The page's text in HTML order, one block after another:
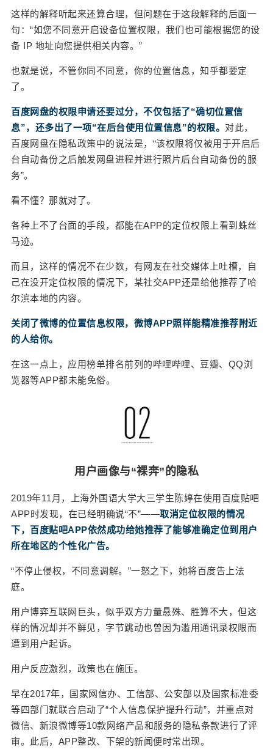
这样的解释听起来还算合理，但问题在于这段解释的后面一
句：“如您不同意开启设备位置权限，我们也可能根据您的设
备 IP 地址向您提供相关内容。”
也就是说，不管你同不同意，你的位置信息，知乎都要定
了。
百度网盘的权限申请还要过分，不仅包括了“确切位置信
息”，还多出了一项“在后台使用位置信息”的权限。 对此，
百度网盘在隐私政策中的说法是，“该权限将仅被用于开启后
台自动备份之后触发网盘进程并进行照片后台自动备份的服
务”。
看不懂？那就对了。
各种上不了台面的手段，都能在APP的定位权限上看到蛛丝
马迹。
而且，这样的情况不在少数，有网友在社交媒体上吐槽，自
己在没开定位权限的情况下，某社交APP还是给他推荐了哈
尔滨本地的内容。
关闭了微博的位置信息权限，微博APP照样能精准推荐附近
的人给你。
在这一点上，应用榜单排名前列的哔哩哔哩、豆瓣、QQ浏
览器等APP都未能免俗。
用户画像与“裸奔”的隐私
2019年11月，上海外国语大学大三学生陈婷在使用百度贴吧
APP时发现，在已经明确说“不”——取消定位权限的情况
下，百度贴吧APP依然成功给她推荐了能够准确定位到用户
所在地区的个性化广告。
“不停止侵权，不同意调解。”一怒之下，她将百度告上法
庭。
用户博弈互联网巨头，似乎双方力量悬殊、胜算不大，但这
样的情况却并不鲜见，字节跳动也曾因为滥用通讯录权限而
遭到用户起诉。
用户反应激烈，政策也在施压。
早在2017年，国家网信办、工信部、公安部以及国家标准委
等四部门就联合启动了“个人信息保护提升行动”，并重点对
微信、新浪微博等10款网络产品和服务的隐私条款进行了评
审。此后，APP整改、下架的新闻便时常出现。
例，APP掌握了用户的定位信息，知道的可远不只
是简单的地理位置那么简单。 对一个定位信息泄露
的用户来说，他白天停留的地方，很有可能就是他
接两个场景的路线，可能会了解他通勤的必经之
路；而有了工作单位和日常停驻地点等信息，还能
进一步推测用户的经济状况和消费喜好。 来自博洛
尼亚大学和伦敦大学学院的两位研究人员就做过这
样一个实验。他们开发了一款应用程序，用来测试
位置追踪究竟能够收集多少个人信息。 69名用户安
装该程序并运行至少两周后，追踪到超过20万个位
置信息。这个应用识别其中约2500个位置信息后，
收集到和人口统计信息以及与个性有关的个人信息
探用户的社会经济、消费习惯等，个人健康状况等
隐私也能“一网打尽”。 区区一个定位权限，就几乎
打开了让用户隐私“裸奔”的大门。 有了这些信息，
再结合用户社交关系网络、手机使用轨迹等其他隐
私信息，对于一个APP来说，推荐一家附近你可能
会去的餐厅，或是一件你可能中意的物品，还有什
么难度？ 背靠灰产，泄露难防 除了为企业完善用户
画像进行精准营销，用户的个人信息本身，其实也
国消费者协会曾发布《APP个人信息泄露情况调查
报告》，报告显示，当消费者个人信息泄露后，遭
人账户密码被盗的问题。 罪魁祸首就是个人信息背
后的灰色产业。 如今，个人信息买卖早已形成一条
规模庞大、分工明细的产业链。在这条产业链中，
形成完整的交易、变现闭环。上游采集到数据后，
买卖等方式形成规模化市场，最后造成的结果就是
常见的电话诈骗、恶意营销等。 2018年4月，江苏
淮安警方曾破获一起非法贩卖个人信息的犯罪案
件，案件的主角之一考拉征信自2015年3月以来，
非法提供查询返照9800余万次，非法获利3800余万
元。 考拉征信的违规，除了涉嫌从上游公司获得接
存个人信息，供下游公司查询牟利，造成了用户个
人信息的泄露。 更多的APP虽然没有走到这一步，
但面对“数据=金钱”的诱惑，对权限的滥用、僭越已
利的生意。 有媒体报道，买家在网上购入一款名为
“观察者”的APP后，首先在自己手机上安装，然后再
将“隐藏版”APP——可在被控端不显示图标，安装到
被监控者手机上。只要在安装的时候，打开该APP
的定位、授权读取文件等权限，监控者就能实现远
程监控。 除了“观察者”，该软件的开发者还开发了